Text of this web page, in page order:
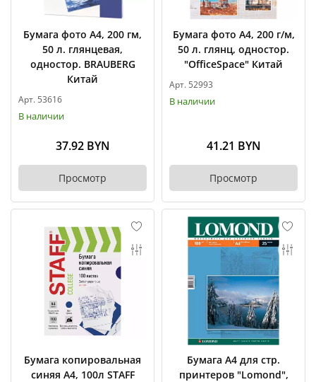
Бумага фото А4, 200 гм,
50 л. глянцевая,
одностор. BRAUBERG
Китай
Арт. 53616
В наличии
37.92 BYN
Просмотр
Бумага фото А4, 200 г/м,
50 л. глянц, одностор.
"OfficeSpace" Китай
Арт. 52993
В наличии
41.21 BYN
Просмотр
Бумага копировальная
синяя А4, 100л STAFF
Бумага А4 для стр.
принтеров "Lomond",